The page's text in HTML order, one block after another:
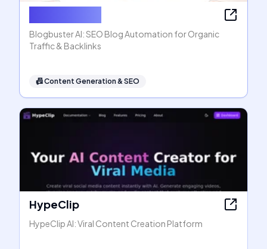
Blogbuster AI: SEO Blog Automation for Organic
Traffic & Backlinks
📠Content Generation & SEO
HypeClip
HypeClip AI: Viral Content Creation Platform